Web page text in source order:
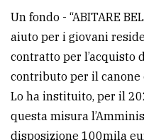
CERCA
Cerca
per
comune
Un fondo - “ABITARE
aiuto per i giovani
contratto per l’acquisto
contributo per il canone
Lo ha instituito, per il
questa misura
disposizione 100mila